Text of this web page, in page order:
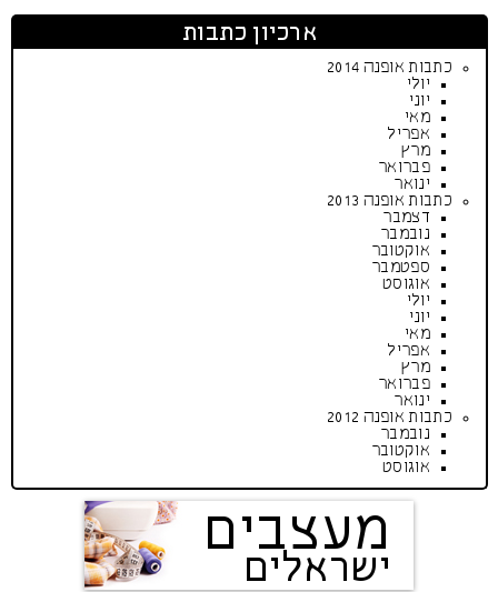
ארכיון כתבות
כתבות אופנה 2014
יולי
יוני
מאי
אפריל
מרץ
פברואר
ינואר
כתבות אופנה 2013
דצמבר
נובמבר
אוקטובר
ספטמבר
אוגוסט
יולי
יוני
מאי
אפריל
מרץ
פברואר
ינואר
כתבות אופנה 2012
נובמבר
אוקטובר
אוגוסט
מעצבים
ישראלים